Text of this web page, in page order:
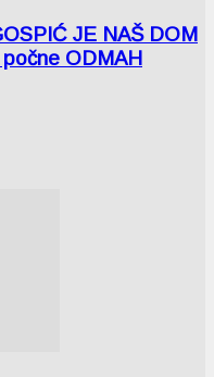
JE NAŠ DOM
ODMAH